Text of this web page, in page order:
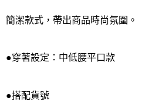
簡潔款式，帶出商品時尚氛圍。
●穿著設定：中低腰平口款
●搭配貨號